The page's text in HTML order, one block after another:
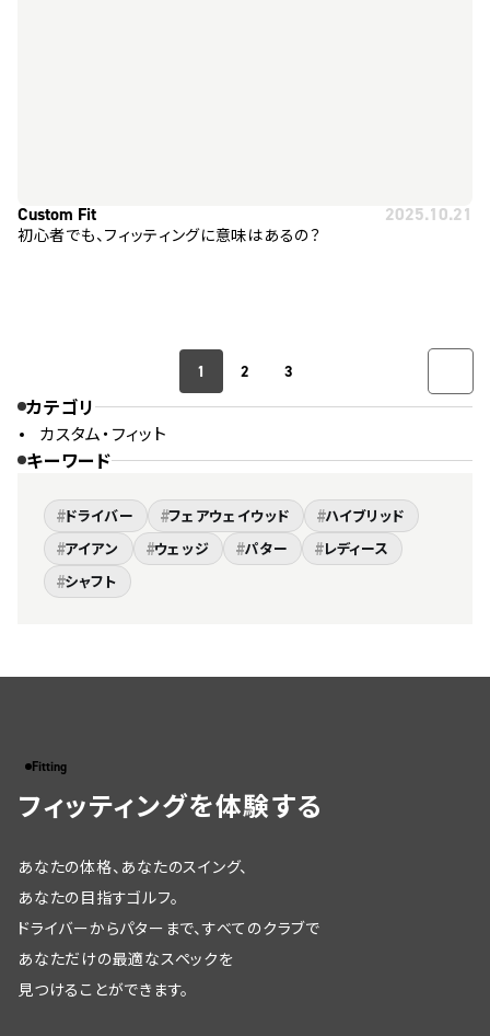
Custom Fit 2025.10.21
初心者でも、フィッティングに意味はあるの？
1 2 3
カテゴリ
カスタム・フィット
キーワード
#ドライバー #フェアウェイウッド #ハイブリッド
#アイアン #ウェッジ #パター #レディース
#シャフト
Fitting
フィッティングを体験する
あなたの体格、あなたのスイング、
あなたの目指すゴルフ。
ドライバーからパターまで、すべてのクラブで
あなただけの最適なスペックを
見つけることができます。